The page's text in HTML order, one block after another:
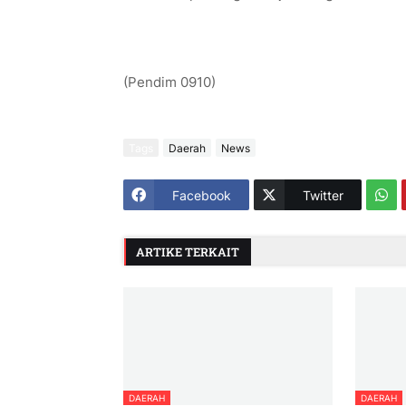
(Pendim 0910)
Daerah News
Facebook Twitter
ARTIKE TERKAIT
DAERAH DAERAH